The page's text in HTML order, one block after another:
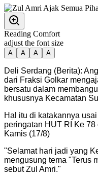
Reading Comfort
adjust the font size
A A A A
Deli Serdang (Berita):
dari Fraksi Golkar
bersatu dalam
khususnya Kecamatan
Hal itu di katakannya
peringatan HUT RI Ke
Kamis (17/8)
"Selamat hari jadi yang
mengusung tema "Terus
sebut Zul Amri."